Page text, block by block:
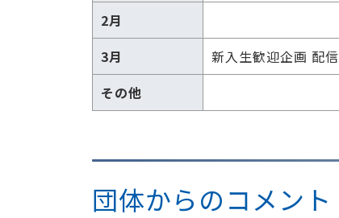
2月
3月
新入生歓迎企画 配信
その他
団体からのコメント